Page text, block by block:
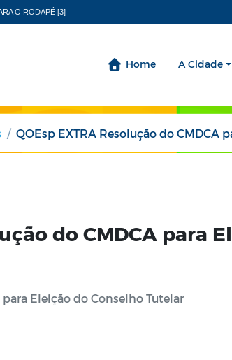
O RODAPÉ [3]
Home A Cidade
QOEsp EXTRA Resolução do CMDCA
do CMDCA para
Eleição do Conselho Tutelar